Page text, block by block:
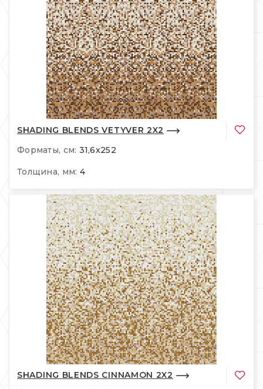
SHADING BLENDS VETYVER 2X2
Форматы, см: 31,6x252
Толщина, мм: 4
SHADING BLENDS CINNAMON 2X2